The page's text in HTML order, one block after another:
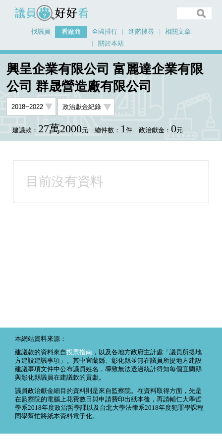
議員好好看
找議員 看廠商 全國排行 進階搜尋
相關文章
關於本站
興呈企業有限公司 富麗達企業有限公司 群晟營造廠有限公司
興呈企業有限公司 富麗達企業有限
公司 群晟營造廠有限公司
建議款： 27萬2000元 總件數： 1件 政治獻金： 0元
目前沒有資料
本網站資料來源：
建議款的資料來自投票指南 ，以及各地方政府主計處「議員所提地
方建設建議事項」。其中宜蘭縣、彰化縣並無在議員所提地方建設
建議事項文件中公布議員姓名，導致無法透過統計得知每個宜蘭縣
與彰化縣議員在建議款的貢獻。
議員政治獻金細目的資料則是來自監察院。在資料取得方面，先是
在監察院的電腦上花費數日與申請費印出紙本後，再請輔仁大學哲
學系2018年度政治哲學課以及台北大學法律系2018年度犯罪學課程
同學幫忙將紙本資料電子化。